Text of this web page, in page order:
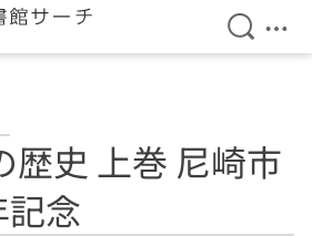
検索を
メ
歴史 上巻 尼崎市
念